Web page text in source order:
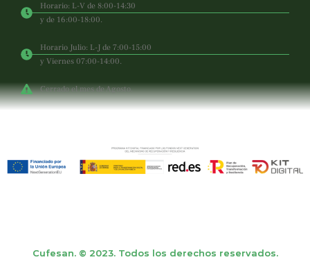
Horario: L-V de 8:00-14:30
y de 16:00-18:00.
Horario Julio: L-J de 7:00-15:00
y Viernes 07:00-14:00.
Cerrado el mes de Agosto.
Cufesan. © 2023. Todos los derechos reservados.